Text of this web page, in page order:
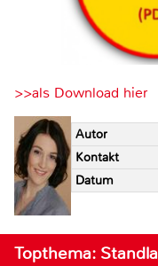
>>als Download hier
Autor
Kontakt
Datum
Topthema: